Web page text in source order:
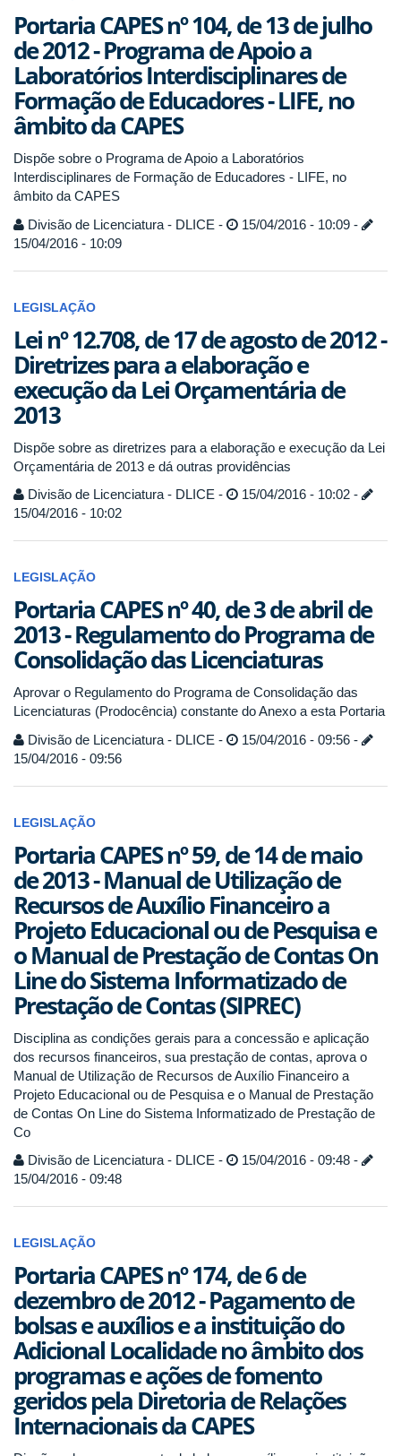
Portaria CAPES nº 104, de 13 de julho
de 2012 - Programa de Apoio a
Laboratórios Interdisciplinares de
Formação de Educadores - LIFE, no
âmbito da CAPES
Dispõe sobre o Programa de Apoio a Laboratórios
Interdisciplinares de Formação de Educadores - LIFE, no
âmbito da CAPES
Divisão de Licenciatura - DLICE -
15/04/2016 - 10:09 -
15/04/2016 - 10:09
LEGISLAÇÃO
Lei nº 12.708, de 17 de agosto de 2012 -
Diretrizes para a elaboração e
execução da Lei Orçamentária de
2013
Dispõe sobre as diretrizes para a elaboração e execução da Lei
Orçamentária de 2013 e dá outras providências
Divisão de Licenciatura - DLICE -
15/04/2016 - 10:02 -
15/04/2016 - 10:02
LEGISLAÇÃO
Portaria CAPES nº 40, de 3 de abril de
2013 - Regulamento do Programa de
Consolidação das Licenciaturas
Aprovar o Regulamento do Programa de Consolidação das
Licenciaturas (Prodocência) constante do Anexo a esta Portaria
Divisão de Licenciatura - DLICE -
15/04/2016 - 09:56 -
15/04/2016 - 09:56
LEGISLAÇÃO
Portaria CAPES nº 59, de 14 de maio
de 2013 - Manual de Utilização de
Recursos de Auxílio Financeiro a
Projeto Educacional ou de Pesquisa e
o Manual de Prestação de Contas On
Line do Sistema Informatizado de
Prestação de Contas (SIPREC)
Disciplina as condições gerais para a concessão e aplicação
dos recursos financeiros, sua prestação de contas, aprova o
Manual de Utilização de Recursos de Auxílio Financeiro a
Projeto Educacional ou de Pesquisa e o Manual de Prestação
de Contas On Line do Sistema Informatizado de Prestação de
Co
Divisão de Licenciatura - DLICE -
15/04/2016 - 09:48 -
15/04/2016 - 09:48
LEGISLAÇÃO
Portaria CAPES nº 174, de 6 de
dezembro de 2012 - Pagamento de
bolsas e auxílios e a instituição do
Adicional Localidade no âmbito dos
programas e ações de fomento
geridos pela Diretoria de Relações
Internacionais da CAPES